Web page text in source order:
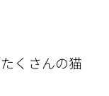
くさんの猫